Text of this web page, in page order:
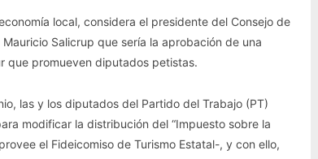
local, considera el presidente del Consejo de
Salicrup que sería la aprobación de una
que promueven diputados petistas.
las y los diputados del Partido del Trabajo (PT)
modificar la distribución del “Impuesto sobre la
el Fideicomiso de Turismo Estatal-, y con ello,